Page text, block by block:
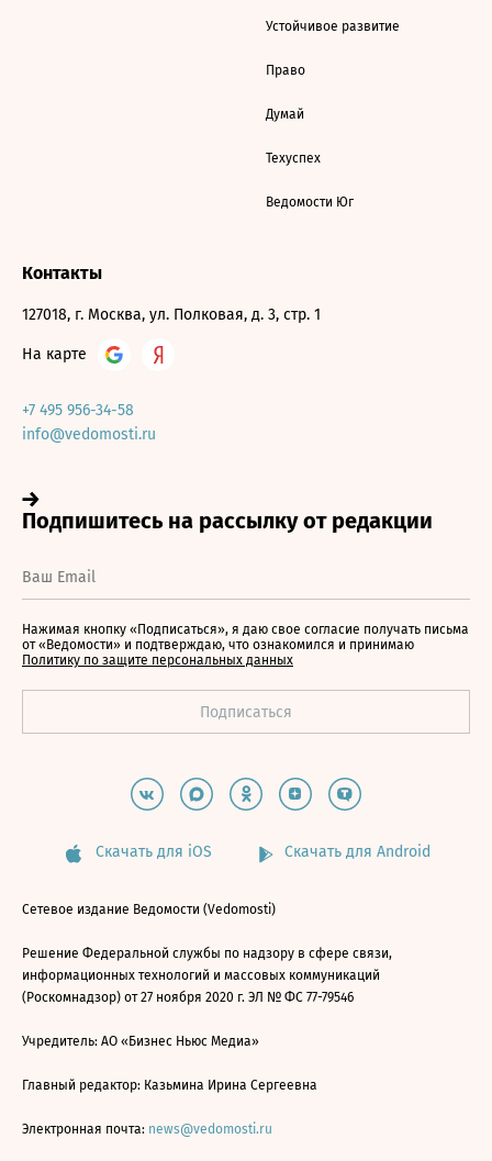
Устойчивое развитие
Право
Думай
Техуспех
Ведомости Юг
Контакты
127018, г. Москва, ул. Полковая, д. 3, стр. 1
На карте
+7 495 956-34-58
info@vedomosti.ru
Нажимая кнопку «Подписаться», я даю свое согласие получать письма
от «Ведомости» и подтверждаю, что ознакомился и принимаю
Политику по защите персональных данных
Скачать для iOS Скачать для Android
Сетевое издание Ведомости (Vedomosti)
Решение Федеральной службы по надзору в сфере связи,
информационных технологий и массовых коммуникаций
(Роскомнадзор) от 27 ноября 2020 г. ЭЛ № ФС 77-79546
Учредитель: АО «Бизнес Ньюс Медиа»
Главный редактор: Казьмина Ирина Сергеевна
Электронная почта: news@vedomosti.ru